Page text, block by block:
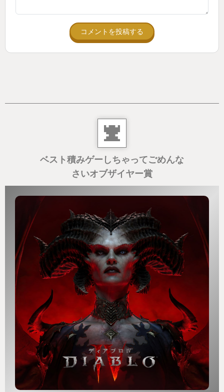
コメントを投稿する
ベスト積みゲーしちゃってごめんな
さいオブザイヤー賞